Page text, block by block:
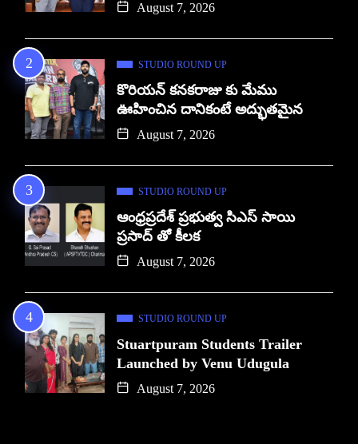
August 7, 2026
STUDIO ROUND UP
కొరియన్ కనకరాజు కు మేము
ఊహించిన దానికంటే అద్భుతమైన
August 7, 2026
STUDIO ROUND UP
ఆంధ్రప్రదేశ్ ప్రభుత్వ సిఎస్ సాయి
ప్రసాద్ తో కీలక
August 7, 2026
STUDIO ROUND UP
Stuartpuram Students Trailer
Launched by Venu Udugula
August 7, 2026